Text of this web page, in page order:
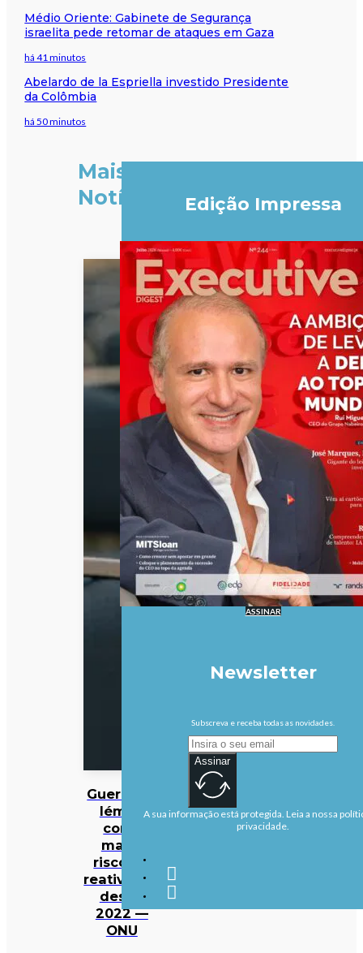
Médio Oriente: Gabinete de Segurança
israelita pede retomar de ataques em Gaza
há 41 minutos
Abelardo de la Espriella investido Presidente
da Colômbia
há 50 minutos
Mais
Notícias
Guerra no
Iémen
corre
maior
risco de
reativação
desde
2022 —
ONU
Edição Impressa
ASSINAR
Newsletter
Subscreva e receba todas as novidades.
Assinar
A sua informação está protegida. Leia a nossa
privacidade.